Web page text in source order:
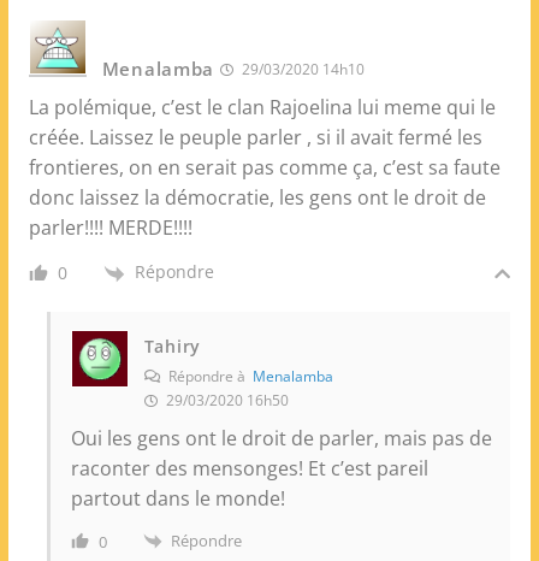
Menalamba 29/03/2020 14h10
La polémique, c’est le clan Rajoelina lui meme qui le
créée. Laissez le peuple parler , si il avait fermé les
frontieres, on en serait pas comme ça, c’est sa faute
donc laissez la démocratie, les gens ont le droit de
parler!!!! MERDE!!!!
0 Répondre
Tahiry
Répondre à Menalamba
29/03/2020 16h50
Oui les gens ont le droit de parler, mais pas de
raconter des mensonges! Et c’est pareil
partout dans le monde!
0 Répondre